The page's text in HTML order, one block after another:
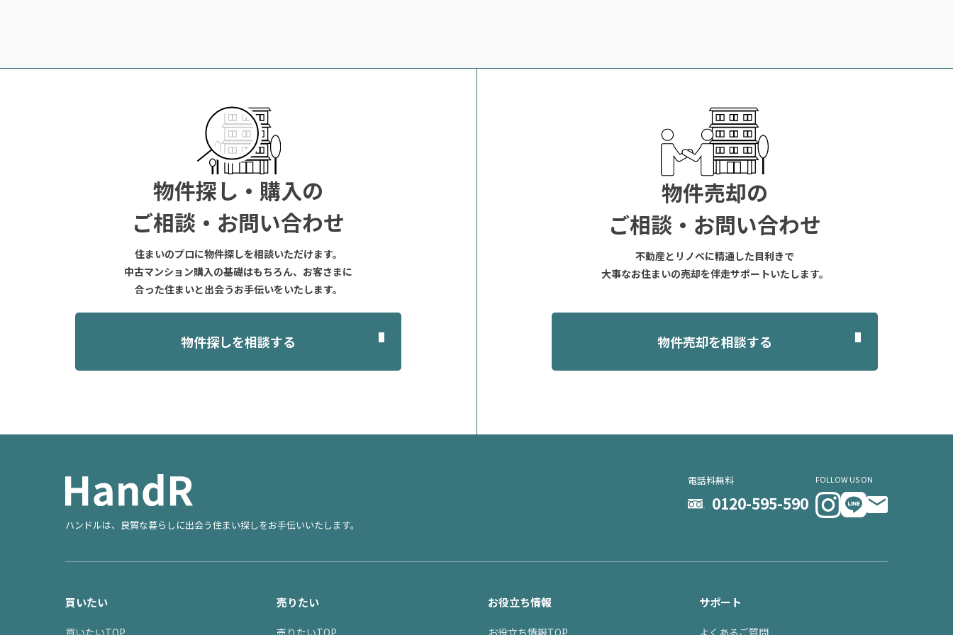
物件探し・購入の
ご相談・お問い合わせ
住まいのプロに物件探しを相談いただけます。
中古マンション購入の基礎はもちろん、お客さまに
合った住まいと出会うお手伝いをいたします。
物件探しを相談する
物件売却の
ご相談・お問い合わせ
不動産とリノベに精通した目利きで
大事なお住まいの売却を伴走サポートいたします。
物件売却を相談する
ハンドルは、良質な暮らしに出会う住まい探しをお手伝いいたします。
電話料無料
0120-595-590
FOLLOW US ON
買いたい 売りたい お役立ち情報 サポート